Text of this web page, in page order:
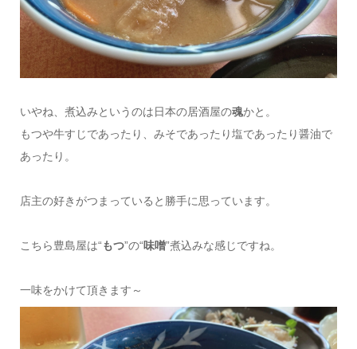
いやね、煮込みというのは日本の居酒屋の魂かと。
もつや牛すじであったり、みそであったり塩であったり醤油で
あったり。
店主の好きがつまっていると勝手に思っています。
こちら豊島屋は“もつ”の“味噌”煮込みな感じですね。
一味をかけて頂きます～